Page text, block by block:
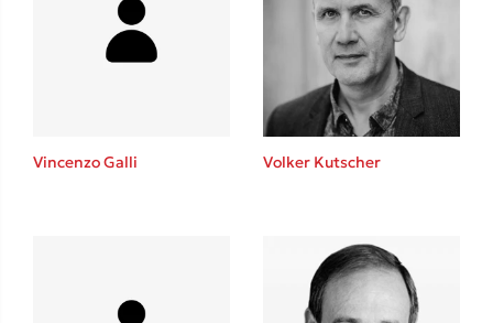
Playlist
Vincenzo Galli Volker Kutscher